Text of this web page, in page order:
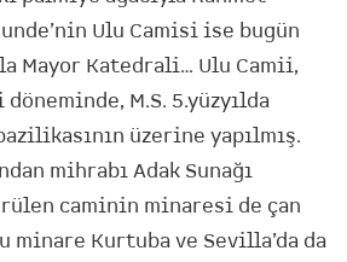
Ulu Camisi ise bugün
Mayor Katedrali… Ulu Camii,
M.S. 5.yüzyılda
üzerine yapılmış.
mihrabı Adak Sunağı
caminin minaresi de çan
minare Kurtuba ve Sevilla’da da